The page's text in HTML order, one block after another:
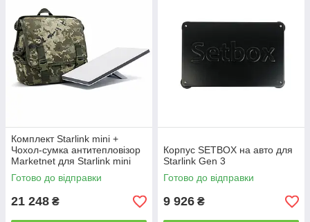
Комплект Starlink mini +
Чохол-сумка антитепловізор
Marketnet для Starlink mini
Піксель
Готово до відправки
21 248 ₴
Корпус SETBOX на авто для
Starlink Gen 3
Готово до відправки
9 926 ₴